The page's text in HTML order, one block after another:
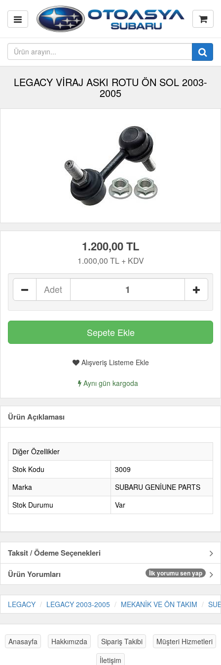
LEGACY VİRAJ ASKI ROTU ÖN SOL 2003-
2005
1.200,00 TL
1.000,00 TL + KDV
Adet
Alışveriş Listeme Ekle
Aynı gün kargoda
Ürün Açıklaması
Diğer Özellikler
Stok Kodu
3009
Marka
SUBARU GENİUNE PARTS
Stok Durumu
Var
Taksit / Ödeme Seçenekleri
Ürün Yorumları
İlk yorumu sen yap
LEGACY LEGACY 2003-2005 MEKANİK VE ÖN TAKIM
Anasayfa Hakkımızda Sipariş Takibi
Müşteri Hizmetleri
İletişim